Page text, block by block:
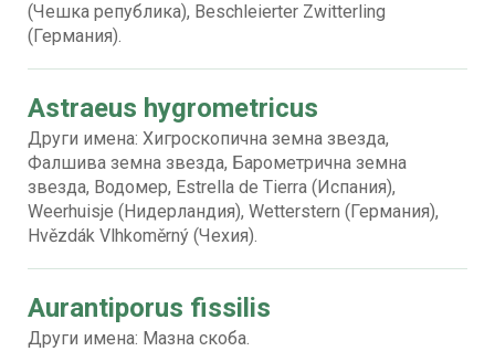
(Чешка република), Beschleierter Zwitterling
(Германия).
Astraeus hygrometricus
Други имена: Хигроскопична земна звезда,
Фалшива земна звезда, Барометрична земна
звезда, Водомер, Estrella de Tierra (Испания),
Weerhuisje (Нидерландия), Wetterstern (Германия),
Hvězdák Vlhkoměrný (Чехия).
Aurantiporus fissilis
Други имена: Мазна скоба.